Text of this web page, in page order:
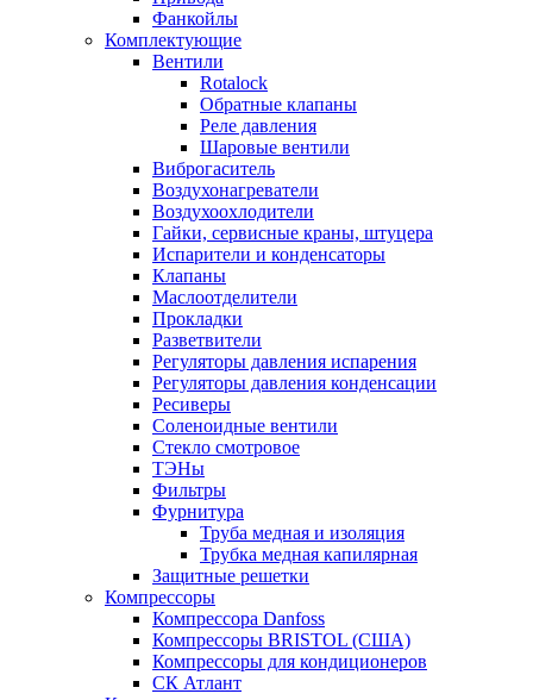
Фанкойлы
Комплектующие
Вентили
Rotalock
Обратные клапаны
Реле давления
Шаровые вентили
Виброгаситель
Воздухонагреватели
Воздухоохлодители
Гайки, сервисные краны, штуцера
Испарители и конденсаторы
Клапаны
Маслоотделители
Прокладки
Разветвители
Регуляторы давления испарения
Регуляторы давления конденсации
Ресиверы
Соленоидные вентили
Стекло смотровое
ТЭНы
Фильтры
Фурнитура
Труба медная и изоляция
Трубка медная капилярная
Защитные решетки
Компрессоры
Компрессора Danfoss
Компрессоры BRISTOL (США)
Компрессоры для кондиционеров
СК Атлант